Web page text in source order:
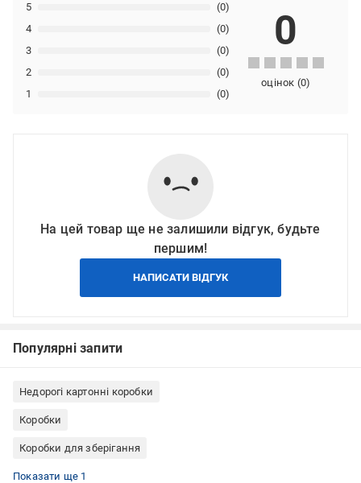
1 (0)
2 (0)
3 (0)
4 (0)
5 (0)
0
оцінок (0)
На цей товар ще не залишили відгук, будьте
першим!
НАПИСАТИ ВІДГУК
Популярні запити
Недорогі картонні коробки
Коробки
Коробки для зберігання
Картон
Показати ще 1